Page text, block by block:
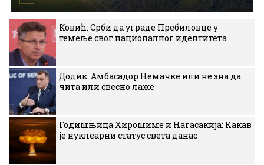
Ковић: Срби да уграде Пребиловце у
темеље свог националног идентитета
Додик: Амбасадор Немачке или не зна да
чита или свесно лаже
Годишњица Хирошиме и Нагасакија: Какав
је нуклеарни статус света данас